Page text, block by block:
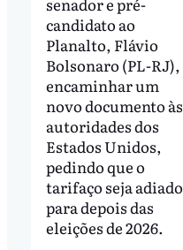
candidato ao
Planalto, Flávio
Bolsonaro (PL-RJ),
encaminhar um
novo documento às
autoridades dos
Estados Unidos,
pedindo que o
tarifaço seja adiado
para depois das
eleições de 2026.